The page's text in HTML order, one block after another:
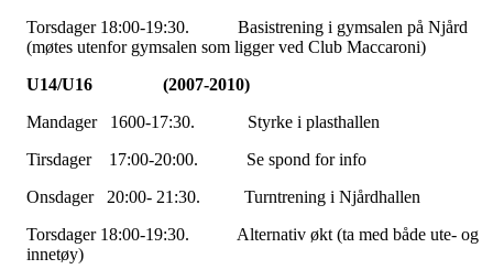
Torsdager 18:00-19:30. Basistrening i gymsalen på Njård
(møtes utenfor gymsalen som ligger ved Club Maccaroni)
U14/U16 (2007-2010)
Mandager 1600-17:30. Styrke i plasthallen
Tirsdager 17:00-20:00. Se spond for info
Onsdager 20:00- 21:30. Turntrening i Njårdhallen
Torsdager 18:00-19:30. Alternativ økt (ta med både ute- og
innetøy)